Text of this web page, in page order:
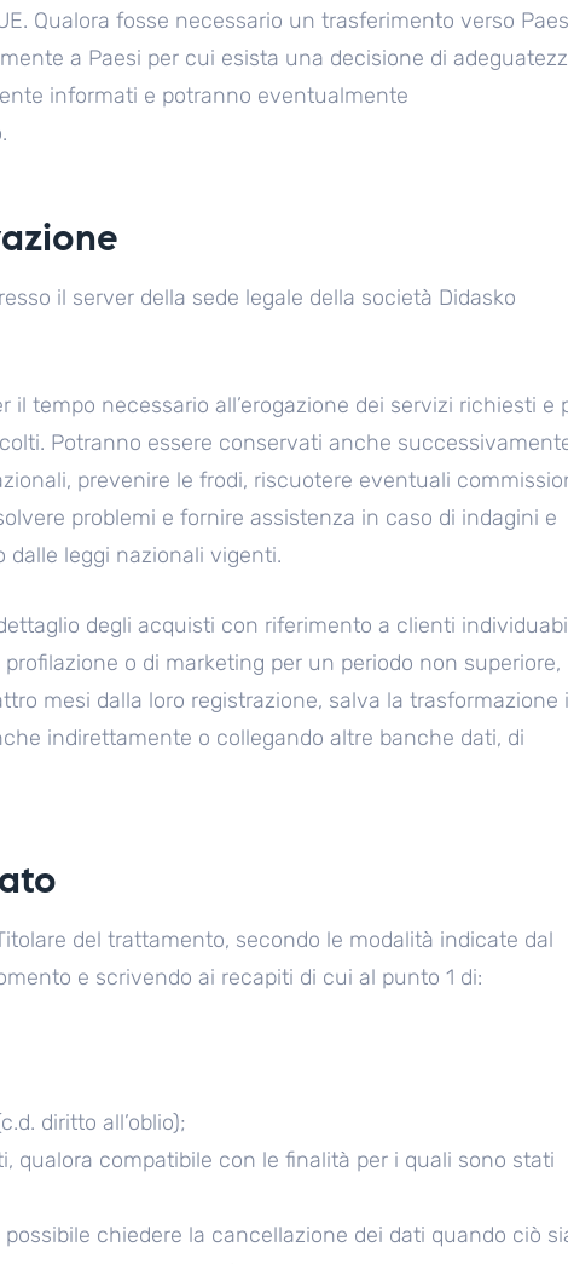
Qualora fosse necessario un trasferimento verso
a Paesi per cui esista una decisione di
informati e potranno eventualmente
il server della sede legale della società Didasko
tempo necessario all’erogazione dei servizi richiesti e
Potranno essere conservati anche
prevenire le frodi, riscuotere eventuali
problemi e fornire assistenza in caso di indagini e
leggi nazionali vigenti.
degli acquisti con riferimento a clienti
o di marketing per un periodo non superiore,
mesi dalla loro registrazione, salva la trasformazione
indirettamente o collegando altre banche dati, di
del trattamento, secondo le modalità indicate dal
e scrivendo ai recapiti di cui al punto 1 di:
diritto all’oblio);
qualora compatibile con le finalità per i quali sono stati
chiedere la cancellazione dei dati quando ciò